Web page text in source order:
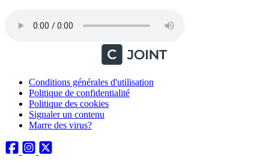
Conditions générales d'utilisation
Politique de confidentialité
Politique des cookies
Signaler un contenu
Marre des virus?